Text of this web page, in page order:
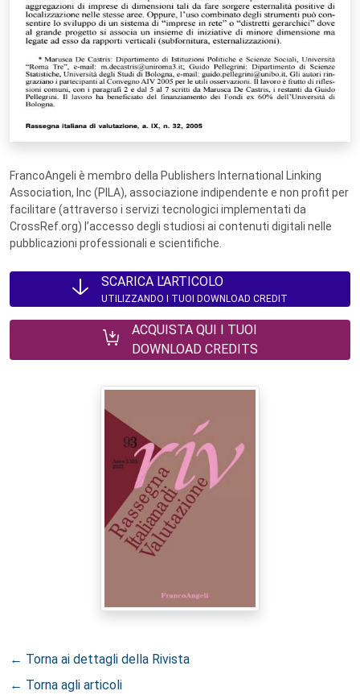
FrancoAngeli è membro della Publishers International Linking
Association, Inc (PILA), associazione indipendente e non profit per
facilitare (attraverso i servizi tecnologici implementati da
CrossRef.org) l’accesso degli studiosi ai contenuti digitali nelle
pubblicazioni professionali e scientifiche.
SCARICA L'ARTICOLO
UTILIZZANDO I TUOI DOWNLOAD CREDIT
ACQUISTA QUI I TUOI
DOWNLOAD CREDITS
← Torna ai dettagli della Rivista
← Torna agli articoli